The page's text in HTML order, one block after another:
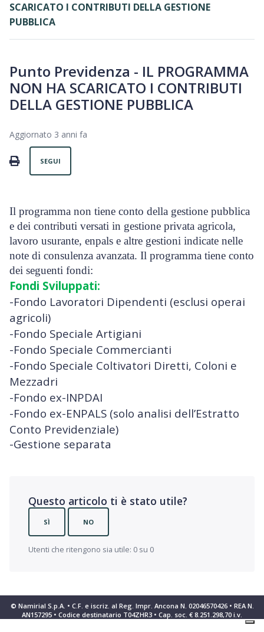
SCARICATO I CONTRIBUTI DELLA GESTIONE
PUBBLICA
Punto Previdenza - IL PROGRAMMA
NON HA SCARICATO I CONTRIBUTI
DELLA GESTIONE PUBBLICA
Aggiornato 3 anni fa
PRINT
SEGUI
Il programma non tiene conto della gestione pubblica
e dei contributi versati in gestione privata agricola,
lavoro usurante, enpals e altre gestioni indicate nelle
note di consulenza avanzata. Il programma tiene conto
dei seguenti fondi:
Fondi Sviluppati:
-Fondo Lavoratori Dipendenti (esclusi operai
agricoli)
-Fondo Speciale Artigiani
-Fondo Speciale Commercianti
-Fondo Speciale Coltivatori Diretti, Coloni e
Mezzadri
-Fondo ex-INPDAI
-Fondo ex-ENPALS (solo analisi dell’Estratto
Conto Previdenziale)
-Gestione separata
Questo articolo ti è stato utile?
SÌ NO
Utenti che ritengono sia utile: 0 su 0
© Namirial S.p.A. • C.F. e iscriz. al Reg. Impr. Ancona N. 02046570426 • REA N.
AN157295 • Codice destinatario T04ZHR3 • Cap. soc. € 8.251.298,70 i.v.